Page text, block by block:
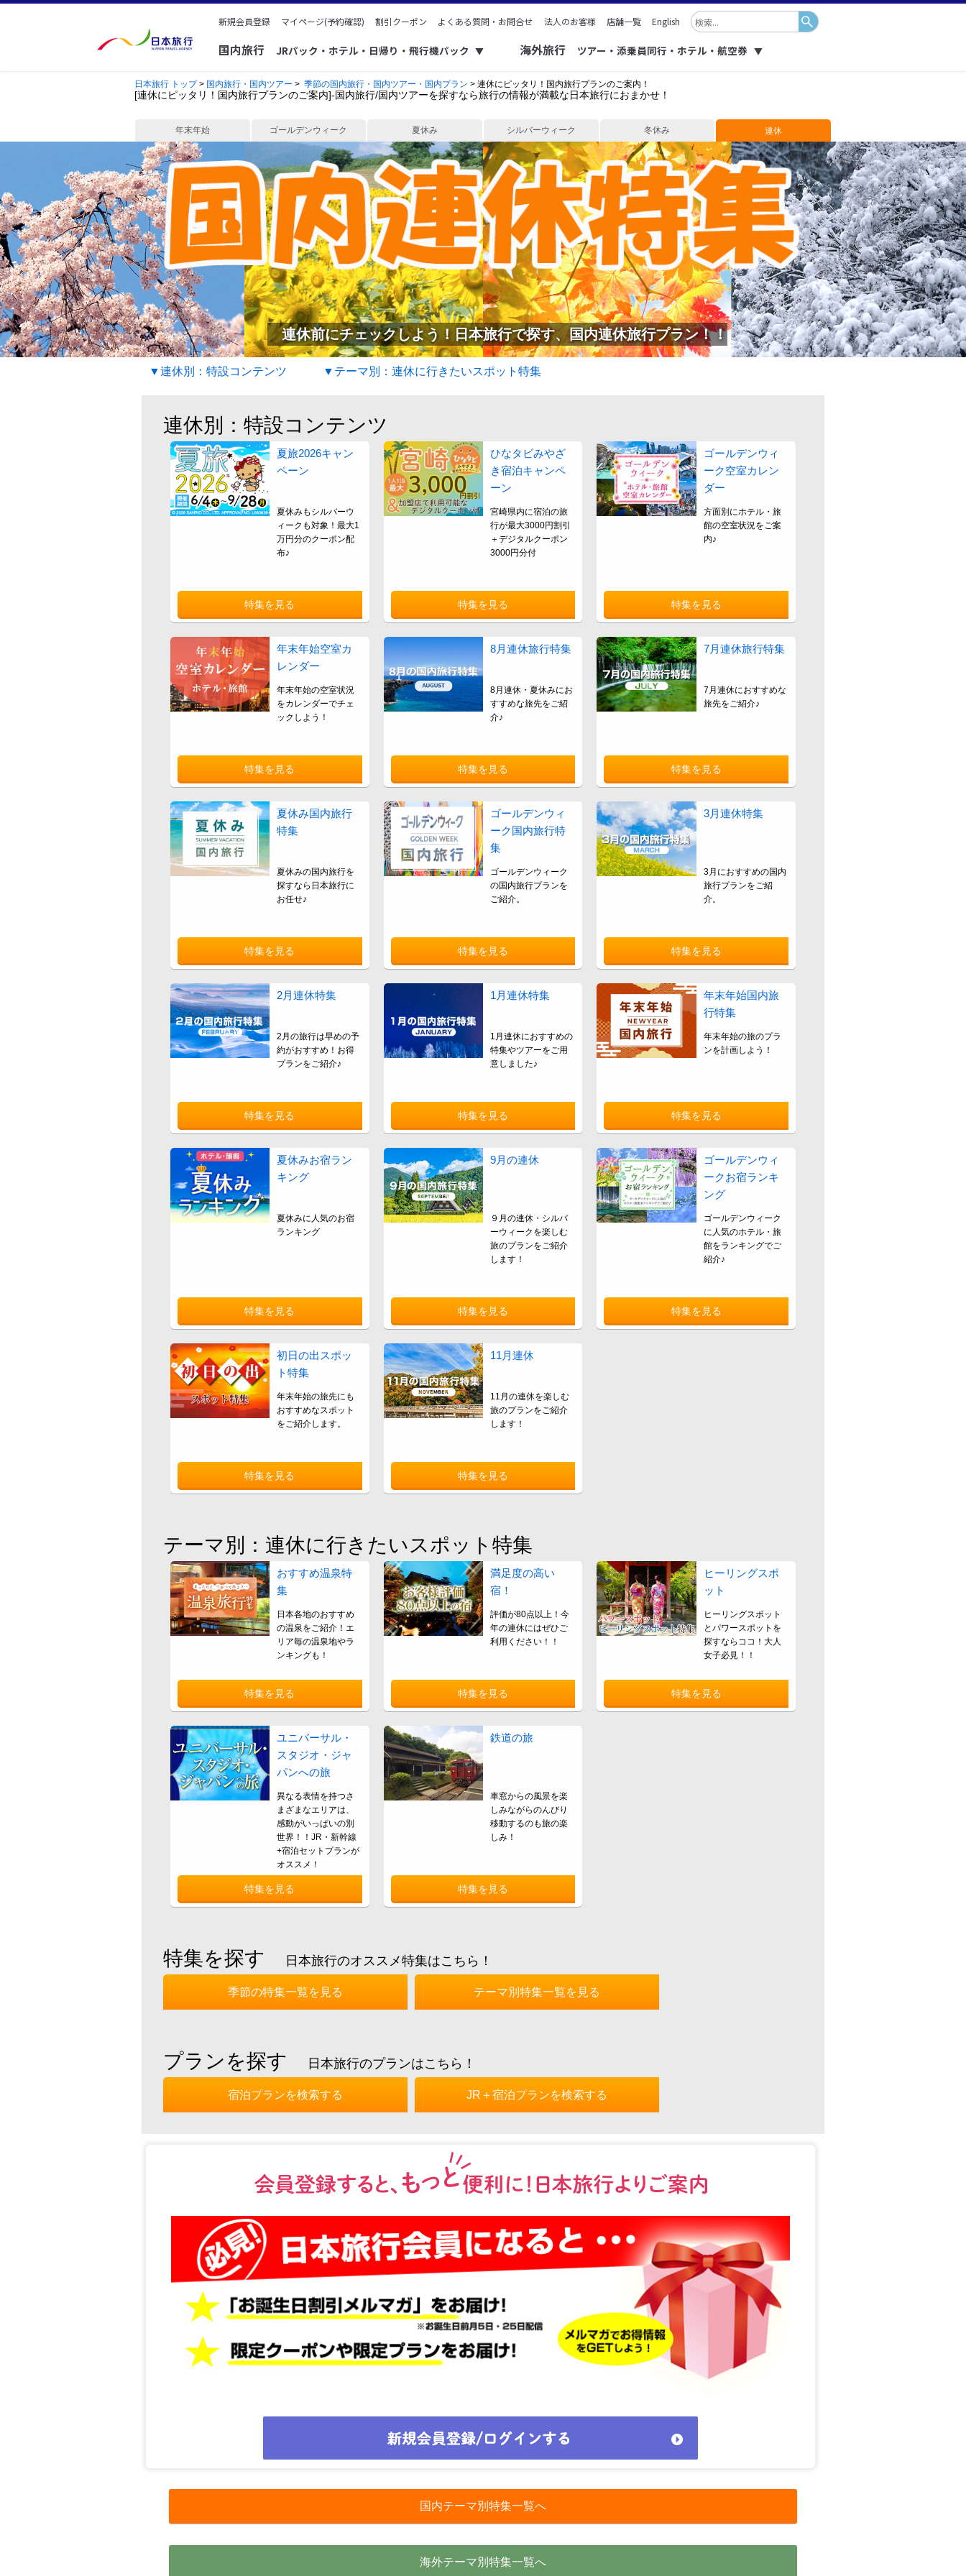
新規会員登録 マイページ(予約確認) 割引クーポン よくある質問・お問合せ 法人のお客様 店舗一覧 English
国内旅行 JRパック・ホテル・日帰り・飛行機パック ▼ 海外旅行 ツアー・添乗員同行・ホテル・航空券 ▼
日本旅行 トップ> 国内旅行・国内ツアー > 季節の国内旅行・国内ツアー・国内プラン > 連休にピッタリ！国内旅行プランのご案内！
[連休にピッタリ！国内旅行プランのご案内]-国内旅行/国内ツアーを探すなら旅行の情報が満載な日本旅行におまかせ！
年末年始 ゴールデンウィーク 夏休み シルバーウィーク 冬休み 連休
連休前にチェックしよう！日本旅行で探す、国内連休旅行プラン！！
▼連休別：特設コンテンツ ▼テーマ別：連休に行きたいスポット特集
連休別：特設コンテンツ
夏旅2026キャン
ペーン
夏休みもシルバーウ
ィークも対象！最大1
万円分のクーポン配
布♪
特集を見る
ひなタビみやざ
き宿泊キャンペ
ーン
宮崎県内に宿泊の旅
行が最大3000円割引
＋デジタルクーポン
3000円分付
特集を見る
ゴールデンウィ
ーク空室カレン
ダー
方面別にホテル・旅
館の空室状況をご案
内♪
特集を見る
年末年始空室カ
レンダー
年末年始の空室状況
をカレンダーでチェ
ックしよう！
特集を見る
8月連休旅行特集
8月連休・夏休みにお
すすめな旅先をご紹
介♪
特集を見る
7月連休旅行特集
7月連休におすすめな
旅先をご紹介♪
特集を見る
夏休み国内旅行
特集
夏休みの国内旅行を
探すなら日本旅行に
お任せ♪
特集を見る
ゴールデンウィ
ーク国内旅行特
集
ゴールデンウィーク
の国内旅行プランを
ご紹介。
特集を見る
3月連休特集
3月におすすめの国内
旅行プランをご紹
介。
特集を見る
2月連休特集
2月の旅行は早めの予
約がおすすめ！お得
プランをご紹介♪
特集を見る
1月連休特集
1月連休におすすめの
特集やツアーをご用
意しました♪
特集を見る
年末年始国内旅
行特集
年末年始の旅のプラ
ンを計画しよう！
特集を見る
夏休みお宿ラン
キング
夏休みに人気のお宿
ランキング
特集を見る
9月の連休
９月の連休・シルバ
ーウィークを楽しむ
旅のプランをご紹介
します！
特集を見る
ゴールデンウィ
ークお宿ランキ
ング
ゴールデンウィーク
に人気のホテル・旅
館をランキングでご
紹介♪
特集を見る
初日の出スポッ
ト特集
年末年始の旅先にも
おすすめなスポット
をご紹介します。
特集を見る
11月連休
11月の連休を楽しむ
旅のプランをご紹介
します！
特集を見る
テーマ別：連休に行きたいスポット特集
おすすめ温泉特
集
日本各地のおすすめ
の温泉をご紹介！エ
リア毎の温泉地やラ
ンキングも！
特集を見る
満足度の高い
宿！
評価が80点以上！今
年の連休にはぜひご
利用ください！！
特集を見る
ヒーリングスポ
ット
ヒーリングスポット
とパワースポットを
探すならココ！大人
女子必見！！
特集を見る
ユニバーサル・
スタジオ・ジャ
パンへの旅
異なる表情を持つさ
まざまなエリアは、
感動がいっぱいの別
世界！！JR・新幹線
+宿泊セットプランが
オススメ！
特集を見る
鉄道の旅
車窓からの風景を楽
しみながらのんびり
移動するのも旅の楽
しみ！
特集を見る
特集を探す 日本旅行のオススメ特集はこちら！
季節の特集一覧を見る テーマ別特集一覧を見る
プランを探す 日本旅行のプランはこちら！
宿泊プランを検索する JR＋宿泊プランを検索する
国内テーマ別特集一覧へ
海外テーマ別特集一覧へ